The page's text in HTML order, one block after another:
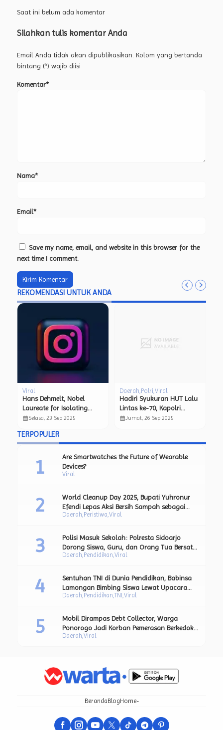
Saat ini belum ada komentar
Silahkan tulis komentar Anda
Email Anda tidak akan dipublikasikan. Kolom yang bertanda
bintang (*) wajib diisi
Komentar*
Nama*
Email*
Save my name, email, and website in this browser for the
next time I comment.
REKOMENDASI UNTUK ANDA
Viral
Best Fujifilm Cameras for
Every Photographer
calendar_monthJumat, 17 Des 2021
Daerah Viral
Kunjungi Polsek Kresek,
Kapolresta Tangerang
Ajak Jajaran Teguhkan
calendar_monthJumat, 26 Sep 2025
TERPOPULER
Viral
Are Smartwatches the Future of Wearable
Devices?
Daerah Peristiwa Viral
World Cleanup Day 2025, Bupati Yuhronur
Efendi Lepas Aksi Bersih Sampah sebagai
Bagian dari Upaya Strategis Pengurangan
Daerah Pendidikan Viral
Polisi Masuk Sekolah: Polresta Sidoarjo
Dorong Siswa, Guru, dan Orang Tua Bersatu
Lawan Perundungan.
Daerah Pendidikan TNI Viral
Sentuhan TNI di Dunia Pendidikan, Babinsa
Lamongan Bimbing Siswa Lewat Upacara
Bendera dan Pesan Moral Kebangsaan.
Daerah Viral
Mobil Dirampas Debt Collector, Warga
Ponorogo Jadi Korban Pemerasan Berkedok
BT
BerandaBlogHome-